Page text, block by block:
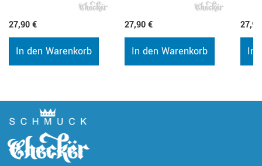
27,90 €
In den Warenkorb
27,90 €
In den Warenkorb In